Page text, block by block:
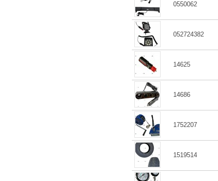
0550062
052724382
14625
14686
1752207
1519514